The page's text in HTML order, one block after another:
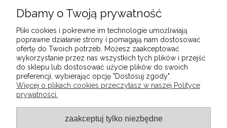
100% satysfakcji z zakupu
Ponieważ naszą misją jest dostarczenie
wartościowych i wysokiej jakości produktów, które
służyć będą przez wiele lat.
Dbamy o Twoją prywatność
Pliki cookies i pokrewne im technologie umożliwiają
poprawne działanie strony i pomagają nam dostosować
ofertę do Twoich potrzeb. Możesz zaakceptować
wykorzystanie przez nas wszystkich tych plików i przejść
do sklepu lub dostosować użycie plików do swoich
preferencji, wybierając opcję "Dostosuj zgody".
Więcej o plikach cookies przeczytasz w naszej Polityce
prywatności.
zaakceptuj tylko niezbędne